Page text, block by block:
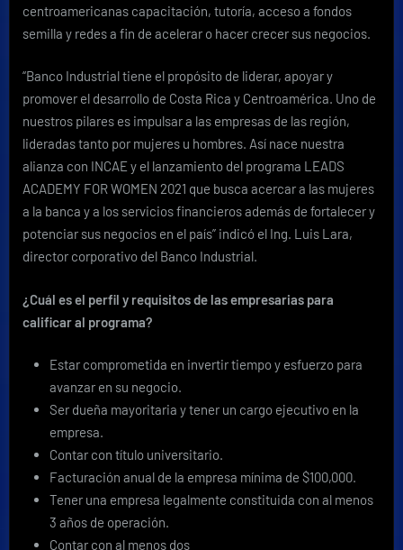
centroamericanas capacitación, tutoría, acceso a fondos
semilla y redes a fin de acelerar o hacer crecer sus negocios.
“Banco Industrial tiene el propósito de liderar, apoyar y
promover el desarrollo de Costa Rica y Centroamérica. Uno de
nuestros pilares es impulsar a las empresas de las región,
lideradas tanto por mujeres u hombres. Así nace nuestra
alianza con INCAE y el lanzamiento del programa LEADS
ACADEMY FOR WOMEN 2021 que busca acercar a las mujeres
a la banca y a los servicios financieros además de fortalecer y
potenciar sus negocios en el país” indicó el Ing. Luis Lara,
director corporativo del Banco Industrial.
¿Cuál es el perfil y requisitos de las empresarias para
calificar al programa?
Estar comprometida en invertir tiempo y esfuerzo para
avanzar en su negocio.
Ser dueña mayoritaria y tener un cargo ejecutivo en la
empresa.
Contar con título universitario.
Facturación anual de la empresa mínima de $100,000.
Tener una empresa legalmente constituida con al menos
3 años de operación.
Contar con al menos dos